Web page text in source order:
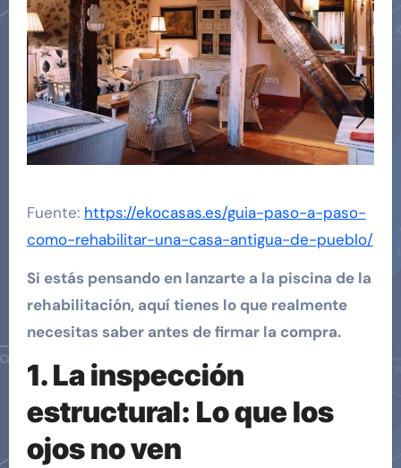
Fuente: https://ekocasas.es/guia-paso-a-paso-
como-rehabilitar-una-casa-antigua-de-pueblo/
Si estás pensando en lanzarte a la piscina de la
rehabilitación, aquí tienes lo que realmente
necesitas saber antes de firmar la compra.
1. La inspección
estructural: Lo que los
ojos no ven